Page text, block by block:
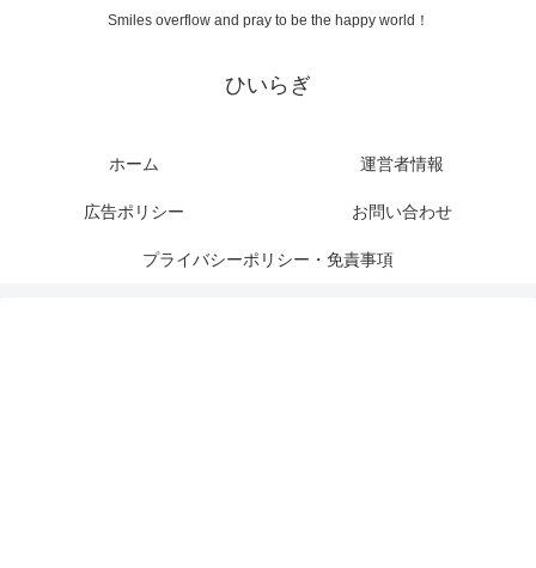
Smiles overflow and pray to be the happy world！
ひいらぎ
ホーム 運営者情報
広告ポリシー お問い合わせ
プライバシーポリシー・免責事項